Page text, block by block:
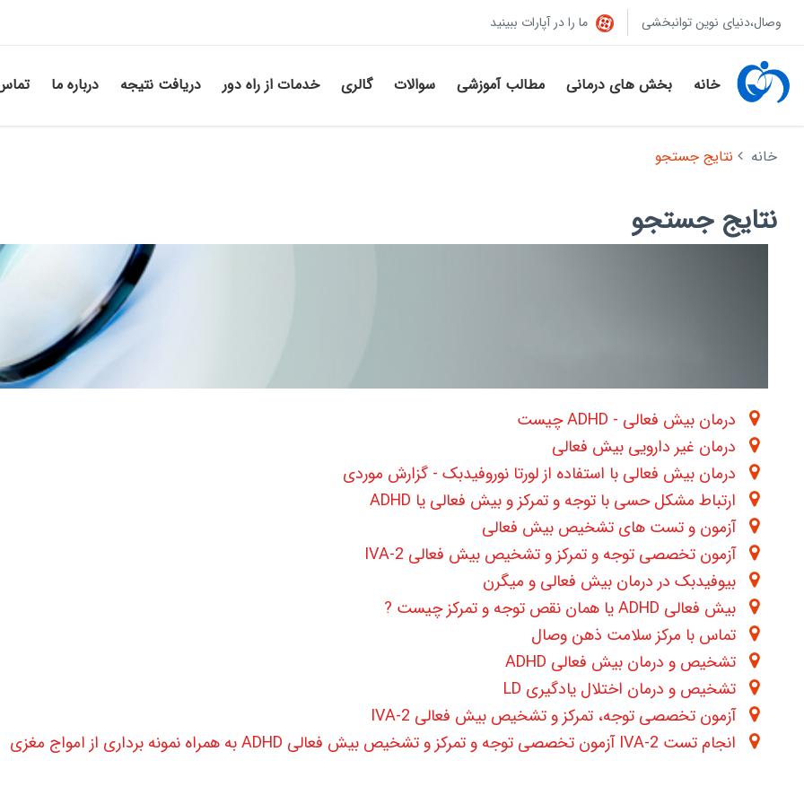
وصال،دنیای نوین توانبخشی ما را در آپارات ببینید
خانه بخش های درمانی مطالب آموزشی سوالات گالری خدمات از راه دور دریافت نتیجه درباره ما
خانه نتایج جستجو
نتایج جستجو
درمان بیش فعالی - ADHD چیست
درمان غیر دارویی بیش فعالی
درمان بیش فعالی با استفاده از لورتا نوروفیدبک - گزارش موردی
ارتباط مشکل حسی با توجه و تمرکز و بیش فعالی یا ADHD
آزمون و تست های تشخیص بیش فعالی
آزمون تخصصی توجه و تمرکز و تشخیص بیش فعالی IVA-2
بیوفیدبک در درمان بیش فعالی و میگرن
بیش فعالی ADHD یا همان نقص توجه و تمرکز چیست ?
تماس با مرکز سلامت ذهن وصال
تشخیص و درمان بیش فعالی ADHD
تشخیص و درمان اختلال یادگیری LD
آزمون تخصصی توجه، تمرکز و تشخیص بیش فعالی IVA-2
انجام تست IVA-2 آزمون تخصصی توجه و تمرکز و تشخیص بیش فعالی ADHD به همراه نمونه برداری از امواج مغزی